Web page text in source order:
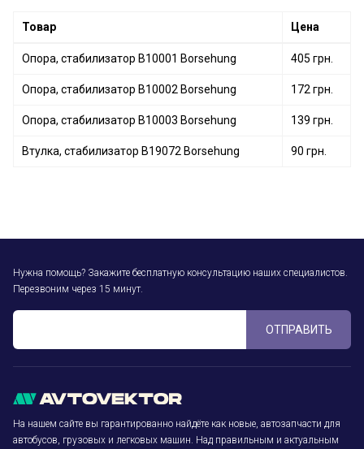
Товар Цена
Опора, стабилизатор B10001 Borsehung 405 грн.
Опора, стабилизатор B10002 Borsehung 172 грн.
Опора, стабилизатор B10003 Borsehung 139 грн.
Втулка, стабилизатор B19072 Borsehung 90 грн.
Нужна помощь? Закажите бесплатную консультацию наших специалистов.
Перезвоним через 15 минут.
ОТПРАВИТЬ
На нашем сайте вы гарантированно найдёте как новые, автозапчасти для
автобусов, грузовых и легковых машин. Над правильным и актуальным